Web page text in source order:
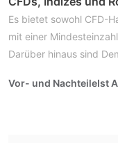
Es bietet sowohl CFD-
mit einer
Darüber hinaus sind
Vor- und NachteileIst